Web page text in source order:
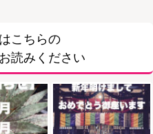
こちらの
読みください